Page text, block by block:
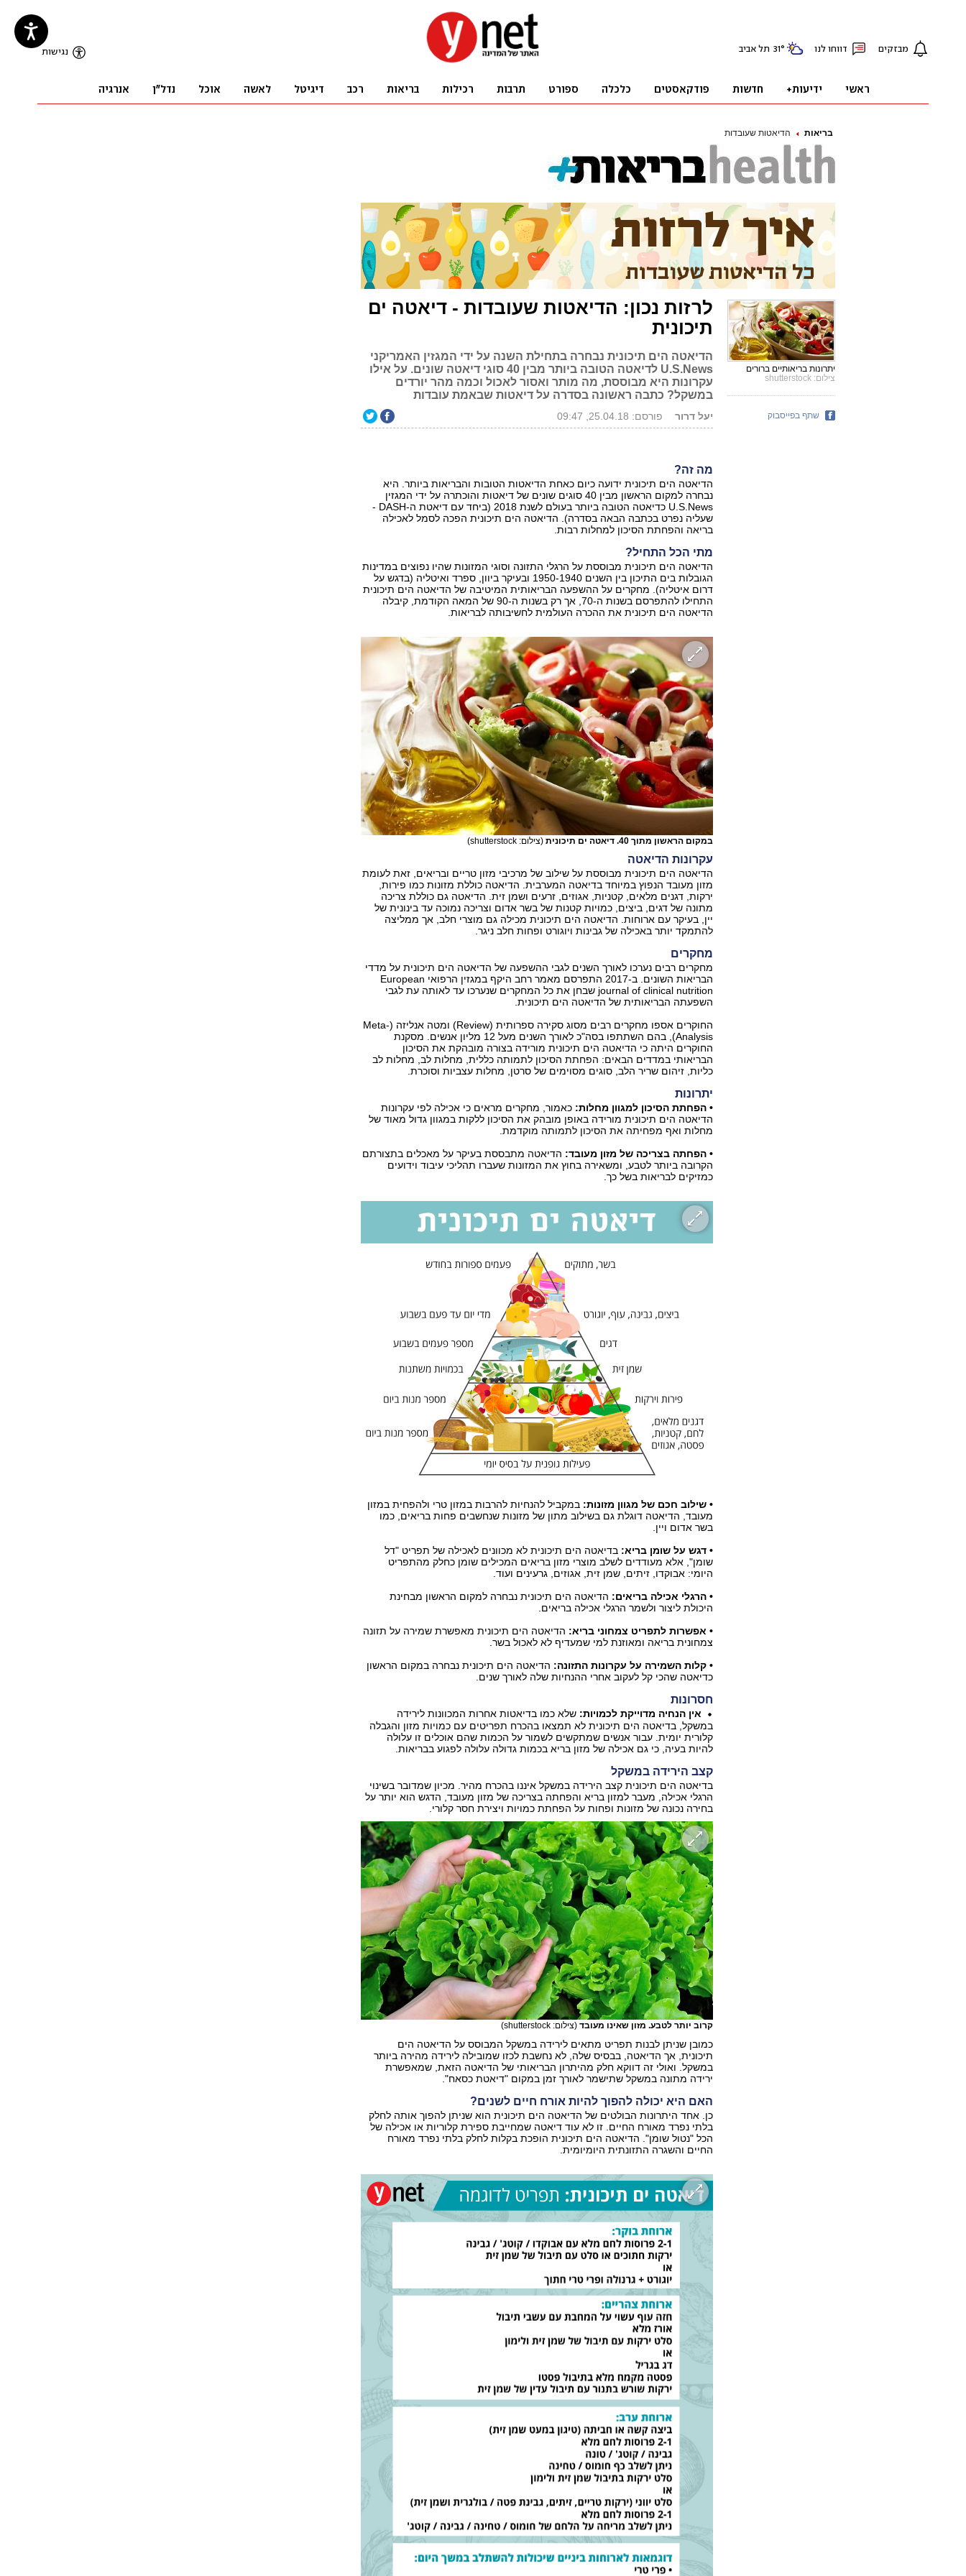
בריאות הדיאטות שעובדות
לרזות נכון: הדיאטות שעובדות - דיאטה ים
תיכונית
הדיאטה הים תיכונית נבחרה בתחילת השנה על ידי המגזין האמריקני
U.S.News לדיאטה הטובה ביותר מבין 40 סוגי דיאטה שונים. על אילו
עקרונות היא מבוססת, מה מותר ואסור לאכול וכמה מהר יורדים
במשקל? כתבה ראשונה בסדרה על דיאטות שבאמת עובדות
יעל דרור פורסם: 25.04.18, 09:47
מה זה?
הדיאטה הים תיכונית ידועה כיום כאחת הדיאטות הטובות והבריאות ביותר. היא
נבחרה למקום הראשון מבין 40 סוגים שונים של דיאטות והוכתרה על ידי המגזין
U.S.News כדיאטה הטובה ביותר בעולם לשנת 2018 (ביחד עם דיאטת ה-DASH -
שעליה נפרט בכתבה הבאה בסדרה). הדיאטה הים תיכונית הפכה לסמל לאכילה
בריאה והפחתת הסיכון למחלות רבות.
מתי הכל התחיל?
הדיאטה הים תיכונית מבוססת על הרגלי התזונה וסוגי המזונות שהיו נפוצים במדינות
הגובלות בים התיכון בין השנים 1950-1940 ובעיקר ביוון, ספרד ואיטליה (בדגש על
דרום איטליה). מחקרים על ההשפעה הבריאותית המיטיבה של הדיאטה הים תיכונית
התחילו להתפרסם בשנות ה-70, אך רק בשנות ה-90 של המאה הקודמת, קיבלה
הדיאטה הים תיכונית את ההכרה העולמית לחשיבותה לבריאות.
במקום הראשון מתוך 40. דיאטה ים תיכונית (צילום: shutterstock)
עקרונות הדיאטה
הדיאטה הים תיכונית מבוססת על שילוב של מרכיבי מזון טריים ובריאים, זאת לעומת
מזון מעובד הנפוץ במיוחד בדיאטה המערבית. הדיאטה כוללת מזונות כמו פירות,
ירקות, דגנים מלאים, קטניות, אגוזים, זרעים ושמן זית. הדיאטה גם כוללת צריכה
מתונה של דגים, ביצים, כמויות קטנות של בשר אדום וצריכה נמוכה עד בינונית של
יין, בעיקר עם ארוחות. הדיאטה הים תיכונית מכילה גם מוצרי חלב, אך ממליצה
להתמקד יותר באכילה של גבינות ויוגורט ופחות חלב ניגר.
מחקרים
מחקרים רבים נערכו לאורך השנים לגבי ההשפעה של הדיאטה הים תיכונית על מדדי
הבריאות השונים. ב-2017 התפרסם מאמר רחב היקף במגזין הרפואי European
journal of clinical nutrition שבחן את כל המחקרים שנערכו עד לאותה עת לגבי
השפעתה הבריאותית של הדיאטה הים תיכונית.
החוקרים אספו מחקרים רבים מסוג סקירה ספרותית (Review) ומטה אנליזה (Meta-
Analysis), בהם השתתפו בסה"כ לאורך השנים מעל 12 מליון אנשים. מסקנת
החוקרים היתה כי הדיאטה הים תיכונית מורידה בצורה מובהקת את הסיכון
הבריאותי במדדים הבאים: הפחתת הסיכון לתמותה כללית, מחלות לב, מחלות לב
כליות, זיהום שריר הלב, סוגים מסוימים של סרטן, מחלות עצביות וסוכרת.
יתרונות
• הפחתת הסיכון למגוון מחלות: כאמור, מחקרים מראים כי אכילה לפי עקרונות
הדיאטה הים תיכונית מורידה באופן מובהק את הסיכון ללקות במגוון גדול מאוד של
מחלות ואף מפחיתה את הסיכון לתמותה מוקדמת.
• הפחתה בצריכה של מזון מעובד: הדיאטה מתבססת בעיקר על מאכלים בתצורתם
הקרובה ביותר לטבע, ומשאירה בחוץ את המזונות שעברו תהליכי עיבוד וידועים
כמזיקים לבריאות בשל כך.
• שילוב חכם של מגוון מזונות: במקביל להנחיות להרבות במזון טרי ולהפחית במזון
מעובד, הדיאטה דוגלת גם בשילוב מתון של מזונות שנחשבים פחות בריאים, כמו
בשר אדום ויין.
• דגש על שומן בריא: בדיאטה הים תיכונית לא מכוונים לאכילה של תפריט "דל
שומן", אלא מעודדים לשלב מוצרי מזון בריאים המכילים שומן כחלק מהתפריט
היומי: אבוקדו, זיתים, שמן זית, אגוזים, גרעינים ועוד.
• הרגלי אכילה בריאים: הדיאטה הים תיכונית נבחרה למקום הראשון מבחינת
היכולת ליצור ולשמר הרגלי אכילה בריאים.
• אפשרות לתפריט צמחוני בריא: הדיאטה הים תיכונית מאפשרת שמירה על תזונה
צמחונית בריאה ומאוזנת למי שמעדיף לא לאכול בשר.
• קלות השמירה על עקרונות התזונה: הדיאטה הים תיכונית נבחרה במקום הראשון
כדיאטה שהכי קל לעקוב אחרי ההנחיות שלה לאורך שנים.
חסרונות
אין הנחיה מדוייקת לכמויות: שלא כמו בדיאטות אחרות המכוונות לירידה
במשקל, בדיאטה הים תיכונית לא תמצאו בהכרח תפריטים עם כמויות מזון והגבלה
קלורית יומית. עבור אנשים שמתקשים לשמור על הכמות שהם אוכלים זו עלולה
להיות בעיה, כי גם אכילה של מזון בריא בכמות גדולה עלולה לפגוע בבריאות.
קצב הירידה במשקל
בדיאטה הים תיכונית קצב הירידה במשקל איננו בהכרח מהיר. מכיון שמדובר בשינוי
הרגלי אכילה, מעבר למזון בריא והפחתה בצריכה של מזון מעובד, הדגש הוא יותר על
בחירה נכונה של מזונות ופחות על הפחתת כמויות ויצירת חסר קלורי.
קרוב יותר לטבע. מזון שאינו מעובד (צילום: shutterstock)
כמובן שניתן לבנות תפריט מתאים לירידה במשקל המבוסס על הדיאטה הים
תיכונית, אך הדיאטה, בבסיס שלה, לא נחשבת לכזו שמובילה לירידה מהירה ביותר
במשקל. ואולי זה דווקא חלק מהיתרון הבריאותי של הדיאטה הזאת, שמאפשרת
ירידה מתונה במשקל שתישמר לאורך זמן במקום "דיאטת כסאח".
האם היא יכולה להפוך להיות אורח חיים לשנים?
כן. אחד היתרונות הבולטים של הדיאטה הים תיכונית הוא שניתן להפוך אותה לחלק
בלתי נפרד מאורח החיים. זו לא עוד דיאטה שמחייבת ספירת קלוריות או אכילה של
הכל "נטול שומן". הדיאטה הים תיכונית הופכת בקלות לחלק בלתי נפרד מאורח
החיים והשגרה התזונתית היומיומית.
יתרונות בריאותיים ברורים
צילום: shutterstock
שתף בפייסבוק